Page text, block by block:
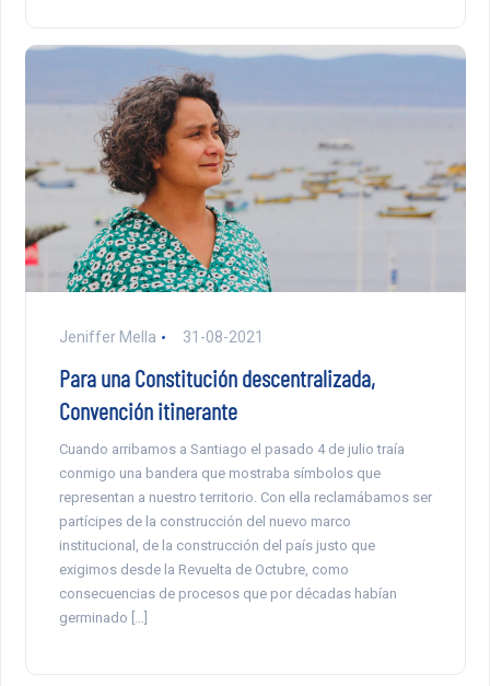
Jeniffer Mella 31-08-2021
Para una Constitución descentralizada,
Convención itinerante
Cuando arribamos a Santiago el pasado 4 de julio traía
conmigo una bandera que mostraba símbolos que
representan a nuestro territorio. Con ella reclamábamos ser
partícipes de la construcción del nuevo marco
institucional, de la construcción del país justo que
exigimos desde la Revuelta de Octubre, como
consecuencias de procesos que por décadas habían
germinado […]